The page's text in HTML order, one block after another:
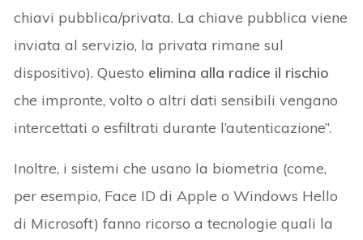
chiavi pubblica/privata. La chiave pubblica viene
inviata al servizio, la privata rimane sul
dispositivo). Questo elimina alla radice il rischio
che impronte, volto o altri dati sensibili vengano
intercettati o esfiltrati durante l’autenticazione”.
Inoltre, i sistemi che usano la biometria (come,
per esempio, Face ID di Apple o Windows Hello
di Microsoft) fanno ricorso a tecnologie quali la